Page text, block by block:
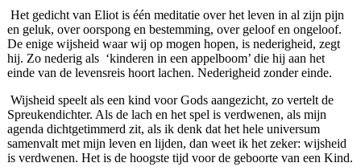
Het gedicht van Eliot is één meditatie over het leven in al zijn pijn
en geluk, over oorspong en bestemming, over geloof en ongeloof.
De enige wijsheid waar wij op mogen hopen, is nederigheid, zegt
hij. Zo nederig als ‘kinderen in een appelboom’ die hij aan het
einde van de levensreis hoort lachen. Nederigheid zonder einde.
Wijsheid speelt als een kind voor Gods aangezicht, zo vertelt de
Spreukendichter. Als de lach en het spel is verdwenen, als mijn
agenda dichtgetimmerd zit, als ik denk dat het hele universum
samenvalt met mijn leven en lijden, dan weet ik het zeker: wijsheid
is verdwenen. Het is de hoogste tijd voor de geboorte van een Kind.